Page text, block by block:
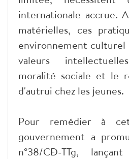
internationale accrue.
matérielles, ces
environnement culturel
valeurs
moralité sociale et le
d'autrui chez les jeunes.
Pour remédier à
gouvernement a
n°38/CĐ-TTg,